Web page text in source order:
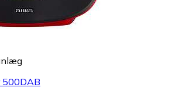
500DAB